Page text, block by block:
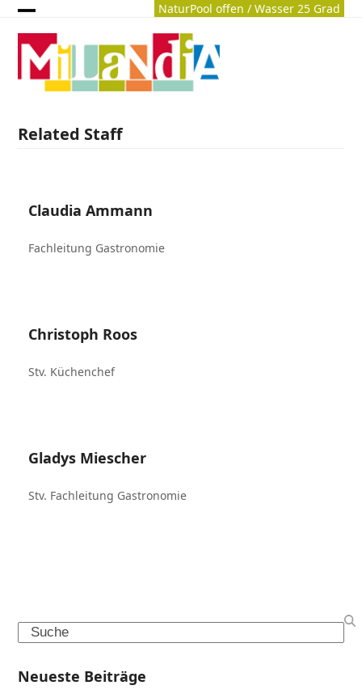
Skip
content
NaturPool offen / Wasser 25 Grad
Archiv
Open
mobile
menu
Close
mobile
menu
Related Staff
Claudia Ammann
Fachleitung Gastronomie
Christoph Roos
Stv. Küchenchef
Gladys Miescher
Stv. Fachleitung Gastronomie
Search
Neueste Beiträge